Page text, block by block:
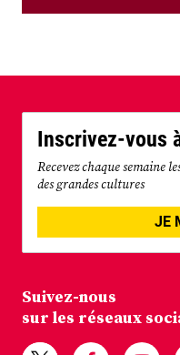
Inscrivez-vous
Recevez chaque semaine
des grandes cultures
JE
Suivez-nous
sur les réseaux